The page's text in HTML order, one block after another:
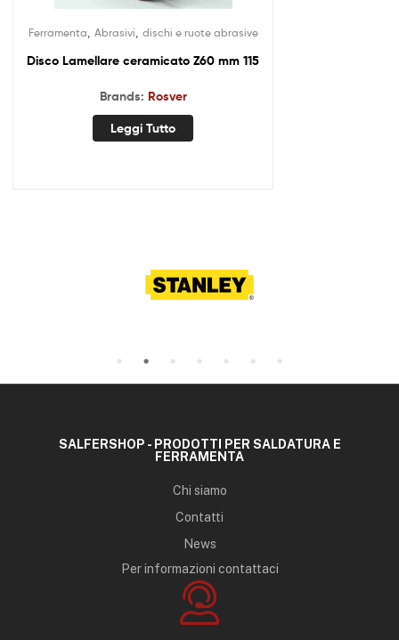
Ferramenta, Abrasivi, dischi e ruote abrasive
Disco Lamellare ceramicato Z60 mm 115
Brands: Rosver
Leggi Tutto
SALFERSHOP - PRODOTTI PER SALDATURA E
FERRAMENTA
Chi siamo
Contatti
News
Per informazioni contattaci